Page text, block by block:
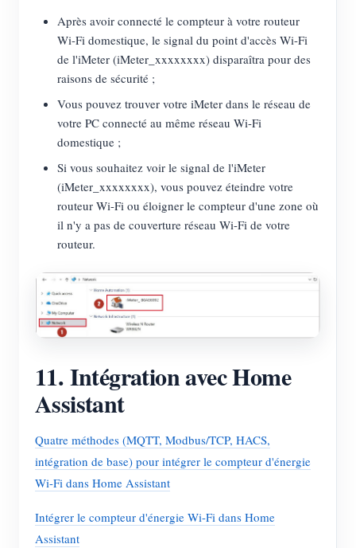
Après avoir connecté le compteur à votre routeur
Wi-Fi domestique, le signal du point d'accès Wi-Fi
de l'iMeter (iMeter_xxxxxxxx) disparaîtra pour des
raisons de sécurité ;
Vous pouvez trouver votre iMeter dans le réseau de
votre PC connecté au même réseau Wi-Fi
domestique ;
Si vous souhaitez voir le signal de l'iMeter
(iMeter_xxxxxxxx), vous pouvez éteindre votre
routeur Wi-Fi ou éloigner le compteur d'une zone où
il n'y a pas de couverture réseau Wi-Fi de votre
routeur.
11. Intégration avec Home
Assistant
Quatre méthodes (MQTT, Modbus/TCP, HACS,
intégration de base) pour intégrer le compteur d'énergie
Wi-Fi dans Home Assistant
Intégrer le compteur d'énergie Wi-Fi dans Home
Assistant